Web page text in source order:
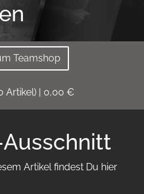
Teamshop
Artikel) | 0,00 €
Artikel findest Du hier